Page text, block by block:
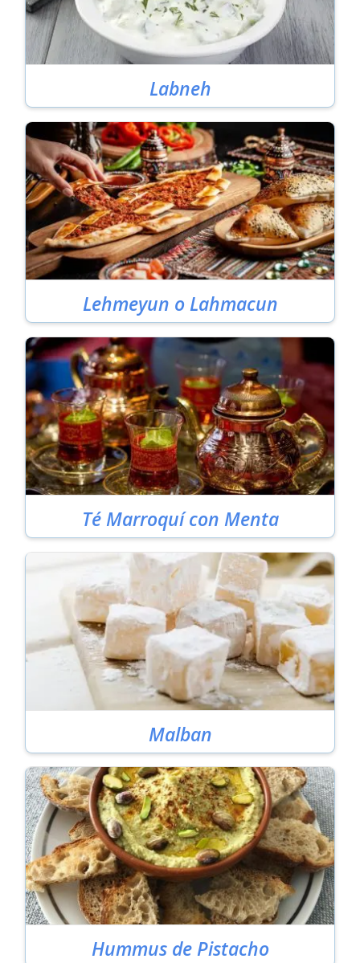
Labneh
Lehmeyun o Lahmacun
Té Marroquí con Menta
Malban
Hummus de Pistacho